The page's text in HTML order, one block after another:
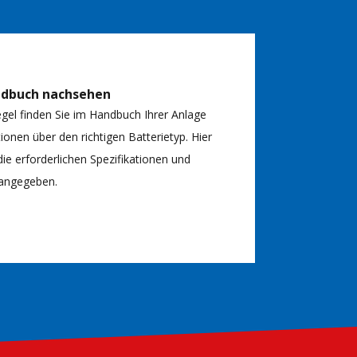
nachsehen
finden Sie im Handbuch Ihrer Anlage
über den richtigen Batterietyp. Hier
erforderlichen Spezifikationen und